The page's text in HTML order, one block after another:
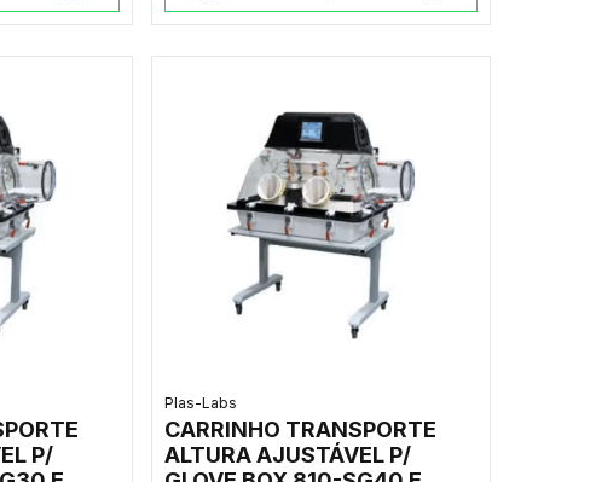
P/
Plas-Labs
CARRINHO TRANSPORTE
ALTURA AJUSTÁVEL P/